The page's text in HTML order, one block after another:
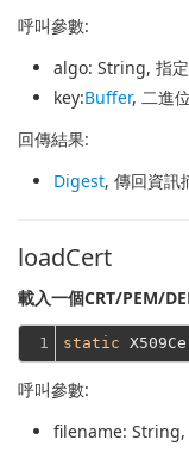
呼叫參數:
algo: String, 指
key:Buffer, 二進
回傳結果:
Digest, 傳回資訊
loadCert
載入一個CRT/PEM/
1 static
呼叫參數:
filename: String,